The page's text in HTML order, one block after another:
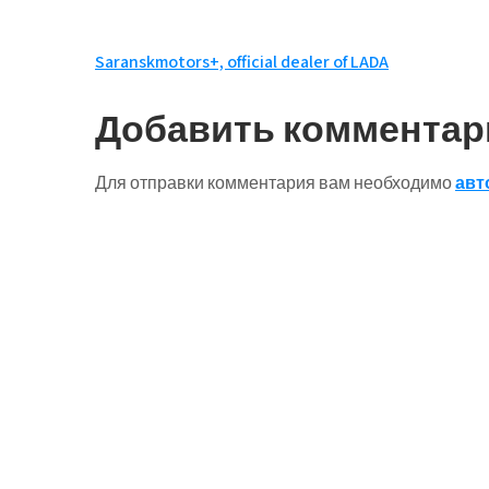
Навигация
по
записям
Saranskmotors+, official dealer of LADA
Добавить
Для отправки комментария вам необходимо